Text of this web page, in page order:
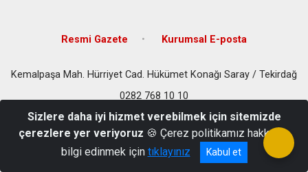
Resmi Gazete Kurumsal E-posta
Kemalpaşa Mah. Hürriyet Cad. Hükümet Konağı Saray / Tekirdağ
0282 768 10 10
Sizlere daha iyi hizmet verebilmek için sitemizde
çerezlere yer veriyoruz 🍪 Çerez politikamız hakkında
bilgi edinmek için tıklayınız Kabul et